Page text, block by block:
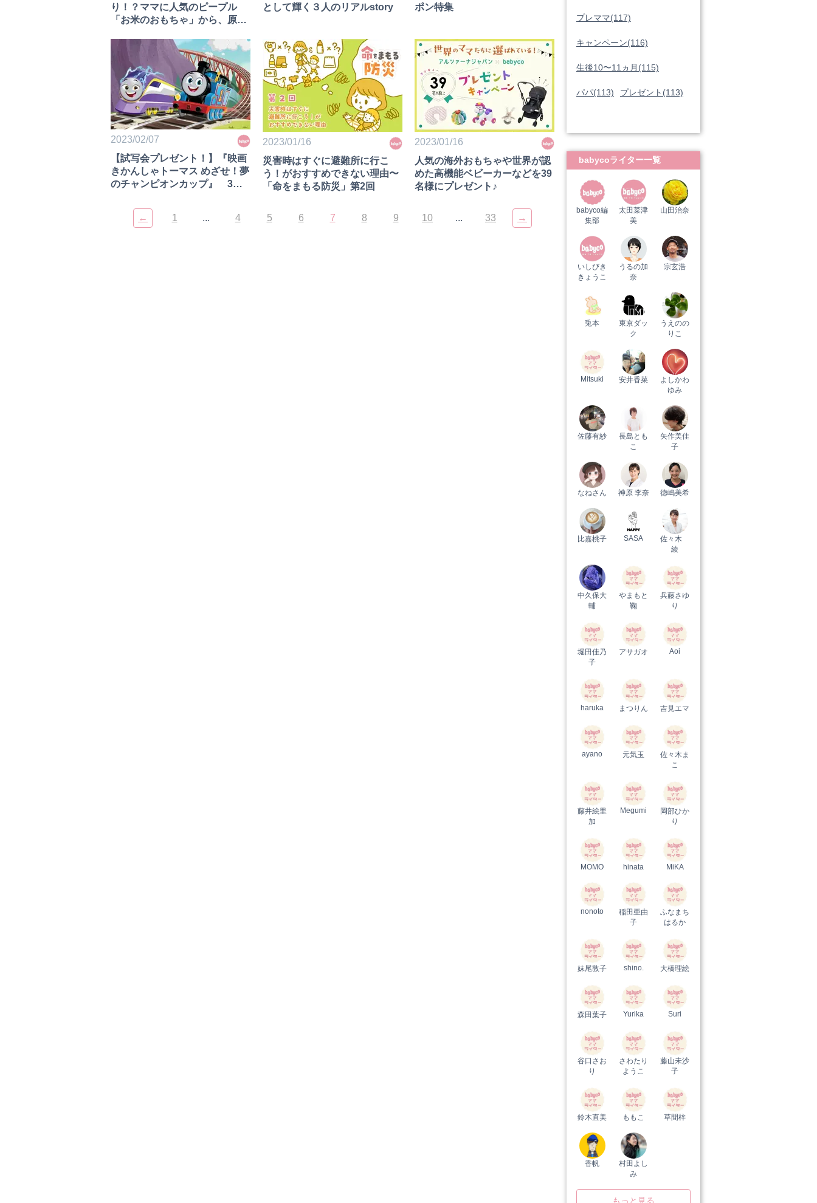
り！？ママに人気のピープル
「お米のおもちゃ」から、原料
場！＜子育てニュース＞
として輝く３人のリアルstory
ポン特集
2023/02/07
【試写会プレゼント！】『映画
きかんしゃトーマス めざせ！夢
のチャンピオンカップ』 3月
子育てニュース＞
2023/01/16
災害時はすぐに避難所に行こ
う！がおすすめできない理由〜
「命をまもる防災」第2回
2023/01/16
人気の海外おもちゃや世界が認
めた高機能ベビーカーなどを39
名様にプレゼント♪
← 1 ... 4 5 6 7 8 9 10 ... 33 →
プレママ(117)
キャンペーン(116)
生後10〜11ヵ月(115)
パパ(113) プレゼント(113)
babycoライター一覧
babyco編
集部
太田菜津
美
山田治奈
いしびき
きょうこ
うるの加
奈
宗玄浩
兎本
東京ダッ
ク
うえのの
りこ
Mitsuki 安井香菜
よしかわ
ゆみ
佐藤有紗
長島とも
こ
矢作美佳
子
なねさん 神原 李奈 徳嶋美希
比嘉桃子 SASA
佐々木
綾
中久保大
輔
やまもと
鞠
兵藤さゆ
り
堀田佳乃
子
アサガオ Aoi
haruka まつりん 吉見エマ
ayano 元気玉
佐々木ま
こ
藤井絵里
加
Megumi
岡部ひか
り
MOMO hinata MiKA
nonoto
稲田亜由
子
ふなまち
はるか
妹尾敦子 shino. 大橋理絵
森田葉子 Yurika Suri
谷口さお
り
さわたり
ようこ
藤山未沙
子
鈴木直美 ももこ 草間梓
香帆
村田よし
み
もっと見る